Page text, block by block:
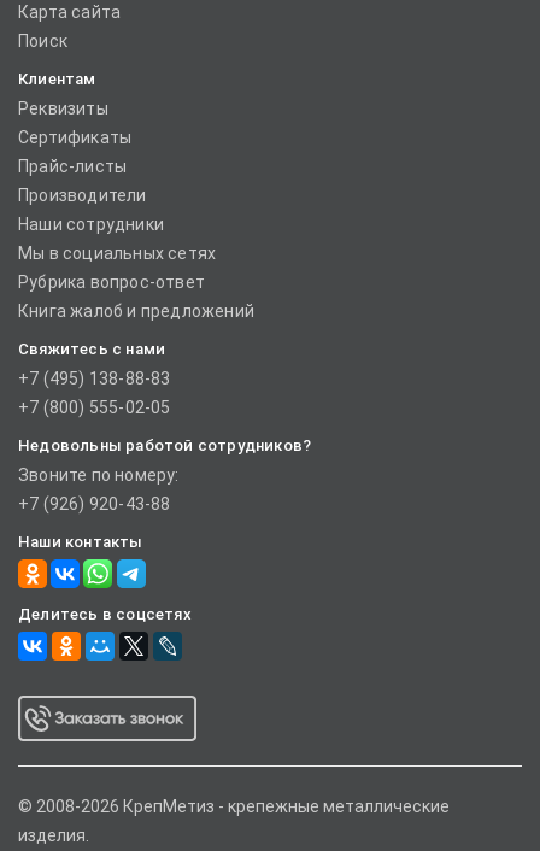
Карта сайта
Поиск
Клиентам
Реквизиты
Сертификаты
Прайс-листы
Производители
Наши сотрудники
Мы в социальных сетях
Рубрика вопрос-ответ
Книга жалоб и предложений
Свяжитесь с нами
+7 (495) 138-88-83
+7 (800) 555-02-05
Недовольны работой сотрудников?
Звоните по номеру:
+7 (926) 920-43-88
Наши контакты
Делитесь в соцсетях
© 2008-2026 КрепМетиз - крепежные металлические
изделия.